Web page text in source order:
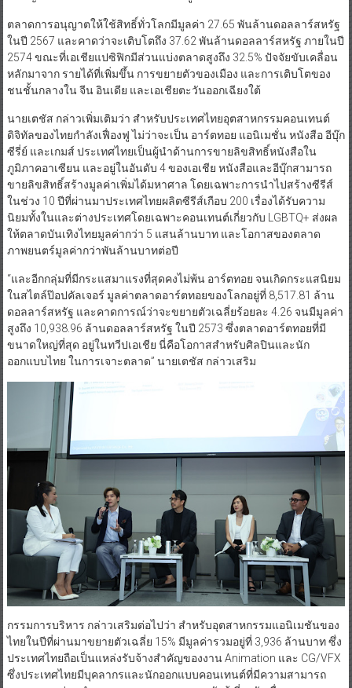
ตลาดการอนุญาตให้ใช้สิทธิ์ทั่วโลกมีมูลค่า 27.65 พันล้านดอลลาร์สหรัฐ
ในปี 2567 และคาดว่าจะเติบโตถึง 37.62 พันล้านดอลลาร์สหรัฐ ภายในปี
2574 ขณะที่เอเชียแปซิฟิกมีส่วนแบ่งตลาดสูงถึง 32.5% ปัจจัยขับเคลื่อน
หลักมาจาก รายได้ที่เพิ่มขึ้น การขยายตัวของเมือง และการเติบโตของ
ชนชั้นกลางใน จีน อินเดีย และเอเชียตะวันออกเฉียงใต้
นายเตชัส กล่าวเพิ่มเติมว่า สำหรับประเทศไทยอุตสาหกรรมคอนเทนต์
ดิจิทัลของไทยกำลังเฟื่องฟู ไม่ว่าจะเป็น อาร์ตทอย แอนิเมชั่น หนังสือ อีบุ๊ก
ซีรี่ย์ และเกมส์ ประเทศไทยเป็นผู้นำด้านการขายลิขสิทธิ์หนังสือใน
ภูมิภาคอาเซียน และอยู่ในอันดับ 4 ของเอเชีย หนังสือและอีบุ๊กสามารถ
ขายลิขสิทธิ์สร้างมูลค่าเพิ่มได้มหาศาล โดยเฉพาะการนำไปสร้างซีรีส์
ในช่วง 10 ปีที่ผ่านมาประเทศไทยผลิตซีรีส์เกือบ 200 เรื่องได้รับความ
นิยมทั้งในและต่างประเทศโดยเฉพาะคอนเทนต์เกี่ยวกับ LGBTQ+ ส่งผล
ให้ตลาดบันเทิงไทยมูลค่ากว่า 5 แสนล้านบาท และโอกาสของตลาด
ภาพยนตร์มูลค่ากว่าพันล้านบาทต่อปี
“และอีกกลุ่มที่มีกระแสมาแรงที่สุดคงไม่พ้น อาร์ตทอย จนเกิดกระแสนิยม
ในสไตล์ป๊อปคัลเจอร์ มูลค่าตลาดอาร์ตทอยของโลกอยู่ที่ 8,517.81 ล้าน
ดอลลาร์สหรัฐ และคาดการณ์ว่าจะขยายตัวเฉลี่ยร้อยละ 4.26 จนมีมูลค่า
สูงถึง 10,938.96 ล้านดอลลาร์สหรัฐ ในปี 2573 ซึ่งตลาดอาร์ตทอยที่มี
ขนาดใหญ่ที่สุด อยู่ในทวีปเอเชีย นี่คือโอกาสสำหรับศิลปินและนัก
ออกแบบไทย ในการเจาะตลาด” นายเตชัส กล่าวเสริม
กรรมการบริหาร กล่าวเสริมต่อไปว่า สำหรับอุตสาหกรรมแอนิเมชันของ
ไทยในปีที่ผ่านมาขยายตัวเฉลี่ย 15% มีมูลค่ารวมอยู่ที่ 3,936 ล้านบาท ซึ่ง
ประเทศไทยถือเป็นแหล่งรับจ้างสำคัญของงาน Animation และ CG/VFX
ซึ่งประเทศไทยมีบุคลากรและนักออกแบบคอนเทนต์ที่มีความสามารถ